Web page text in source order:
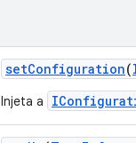
setConfiguration(
Injeta a